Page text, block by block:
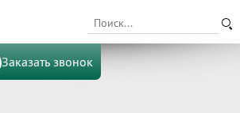
Заказать звонок